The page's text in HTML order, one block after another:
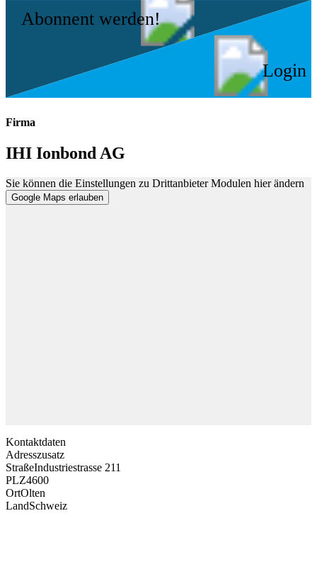
Abonnent werden!
Login
Firma
IHI Ionbond AG
Sie können die Einstellungen zu Drittanbieter Modulen hier ändern
Google Maps erlauben
Kontaktdaten
Adresszusatz
StraßeIndustriestrasse 211
PLZ4600
OrtOlten
LandSchweiz